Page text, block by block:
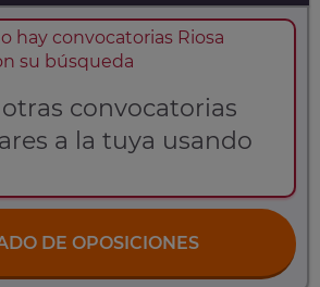
hay convocatorias Riosa
su búsqueda
convocatorias
a la tuya usando
DE OPOSICIONES